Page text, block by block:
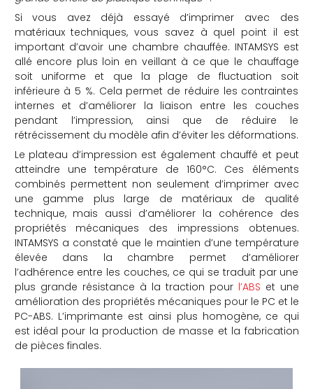
Si vous avez déjà essayé d’imprimer avec des
matériaux techniques, vous savez à quel point il est
important d’avoir une chambre chauffée. INTAMSYS est
allé encore plus loin en veillant à ce que le chauffage
soit uniforme et que la plage de fluctuation soit
inférieure à 5 %. Cela permet de réduire les contraintes
internes et d’améliorer la liaison entre les couches
pendant l’impression, ainsi que de réduire le
rétrécissement du modèle afin d’éviter les déformations.
Le plateau d’impression est également chauffé et peut
atteindre une température de 160°C. Ces éléments
combinés permettent non seulement d’imprimer avec
une gamme plus large de matériaux de qualité
technique, mais aussi d’améliorer la cohérence des
propriétés mécaniques des impressions obtenues.
INTAMSYS a constaté que le maintien d’une température
élevée dans la chambre permet d’améliorer
l’adhérence entre les couches, ce qui se traduit par une
plus grande résistance à la traction pour l’ABS et une
amélioration des propriétés mécaniques pour le PC et le
PC-ABS. L’imprimante est ainsi plus homogène, ce qui
est idéal pour la production de masse et la fabrication
de pièces finales.